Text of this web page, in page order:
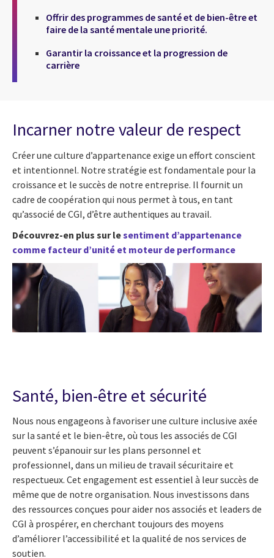
Offrir des programmes de santé et de bien-être et
faire de la santé mentale une priorité.
Garantir la croissance et la progression de
carrière
Incarner notre valeur de respect
Créer une culture d’appartenance exige un effort conscient
et intentionnel. Notre stratégie est fondamentale pour la
croissance et le succès de notre entreprise. Il fournit un
cadre de coopération qui nous permet à tous, en tant
qu’associé de CGI, d’être authentiques au travail.
Découvrez-en plus sur lesentiment d’appartenance
comme facteur d’unité et moteur de performance
Santé, bien-être et sécurité
Nous nous engageons à favoriser une culture inclusive axée
sur la santé et le bien-être, où tous les associés de CGI
peuvent s’épanouir sur les plans personnel et
professionnel, dans un milieu de travail sécuritaire et
respectueux. Cet engagement est essentiel à leur succès de
même que de notre organisation. Nous investissons dans
des ressources conçues pour aider nos associés et leaders de
CGI à prospérer, en cherchant toujours des moyens
d’améliorer l’accessibilité et la qualité de nos services de
soutien.